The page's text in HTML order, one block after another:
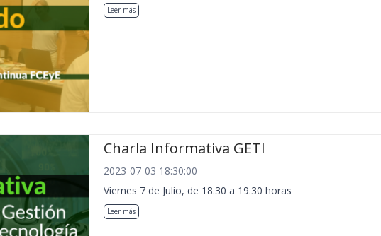
Leer más
Charla Informativa GETI
2023-07-03 18:30:00
Viernes 7 de Julio, de 18.30 a 19.30 horas
Leer más